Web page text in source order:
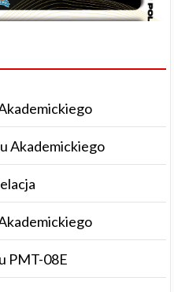
Akademickiego
PMT-08E